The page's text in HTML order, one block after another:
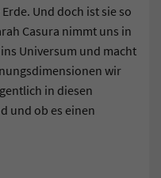
Und doch ist sie so
Casura nimmt uns in
Universum und macht
wir
in diesen
und ob es einen